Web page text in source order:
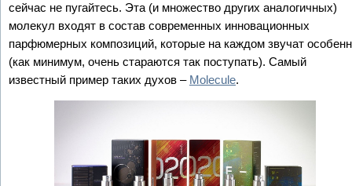
сейчас не пугайтесь. Эта (и множество других аналогичных)
молекул входят в состав современных инновационных
парфюмерных композиций, которые на каждом звучат
(как минимум, очень стараются так поступать). Самый
известный пример таких духов – Molecule.